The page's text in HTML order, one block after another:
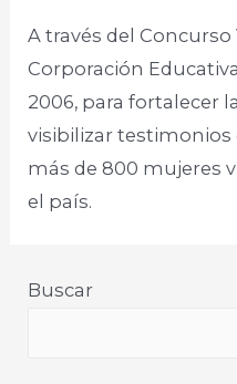
A través del Concurso
Corporación
2006, para fortalecer
visibilizar testimonios
más de 800 mujeres
el país.
Buscar